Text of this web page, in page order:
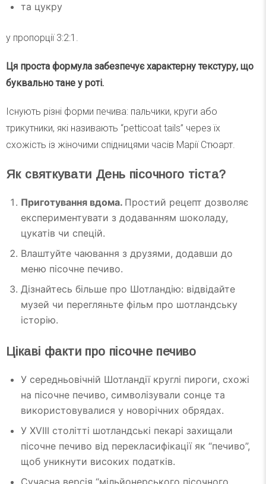
та цукру
у пропорції 3:2:1.
Ця проста формула забезпечує характерну текстуру, що
буквально тане у роті.
Існують різні форми печива: пальчики, круги або
трикутники, які називають “petticoat tails” через їх
схожість із жіночими спідницями часів Марії Стюарт.
Як святкувати День пісочного тіста?
Приготування вдома. Простий рецепт дозволяє
експериментувати з додаванням шоколаду,
цукатів чи спецій.
Влаштуйте чаювання з друзями, додавши до
меню пісочне печиво.
Дізнайтесь більше про Шотландію: відвідайте
музей чи перегляньте фільм про шотландську
історію.
Цікаві факти про пісочне печиво
У середньовічній Шотландії круглі пироги, схожі
на пісочне печиво, символізували сонце та
використовувалися у новорічних обрядах.
У XVIII столітті шотландські пекарі захищали
пісочне печиво від перекласифікації як “печиво”,
щоб уникнути високих податків.
Сучасна версія “мільйонерського пісочного